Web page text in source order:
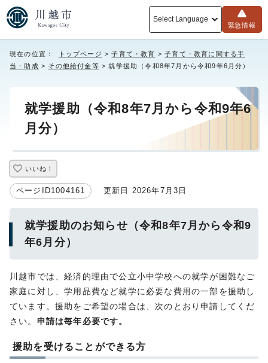
Select Language
緊急情報
現在の位置： トップページ >子育て・教育 >子育て・教育に関する手
当・助成 > その他給付金等 > 就学援助（令和8年7月から令和9年6月分）
就学援助（令和8年7月から令和9年6
月分）
いいね！
ページID1004161 更新日 2026年7月3日
就学援助のお知らせ（令和8年7月から令和9
年6月分）
川越市では、経済的理由で公立小中学校への就学が困難なご
家庭に対し、学用品費など就学に必要な費用の一部を援助し
ています。援助をご希望の場合は、次のとおり申請してくだ
さい。 申請は毎年必要です。
援助を受けることができる方